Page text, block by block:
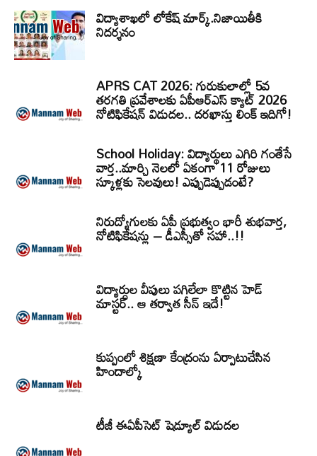
విద్యాశాఖలో లోకేష్ మార్క్.నిజాయితీకి
నిదర్శనం
APRS CAT 2026: గురుకులాల్లో 5వ
తరగతి ప్రవేశాలకు ఏపీఆర్‌ఎస్‌ క్యాట్‌ 2026
నోటిఫికేషన్‌ విడుదల.. దరఖాస్తు లింక్‌ ఇదిగో!
School Holiday: విద్యార్థులు ఎగిరి గంతేసే
వార్త..మార్చి నెలలో ఏకంగా 11 రోజులు
స్కూళ్లకు సెలవులు! ఎప్పుడెప్పుడంటే?
నిరుద్యోగులకు ఏపీ ప్రభుత్వం భారీ శుభవార్త,
నోటిఫికేషన్లు – డీఎస్సీతో సహా..!!
విద్యార్ధుల వీపులు పగిలేలా కొట్టిన హెడ్
మాస్టర్.. ఆ తర్వాత సీన్‌ ఇదే!
కుప్పంలో శిక్షణా కేంద్రంను ఏర్పాటుచేసిన
హిందాల్కో
టీజీ ఈఏపీసెట్‌ షెడ్యూల్‌ విడుదల